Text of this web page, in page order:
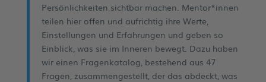
Persönlichkeiten sichtbar machen. Mentor*innen
teilen hier offen und aufrichtig ihre Werte,
Einstellungen und Erfahrungen und geben so
Einblick, was sie im Inneren bewegt. Dazu haben
wir einen Fragenkatalog, bestehend aus 47
Fragen, zusammengestellt, der das abdeckt, was